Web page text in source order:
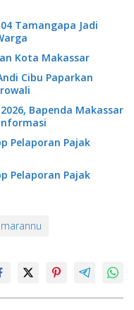
Tamangapa Jadi
Kota Makassar
Cibu Paparkan
Bapenda Makassar
Pelaporan Pajak
Pelaporan Pajak